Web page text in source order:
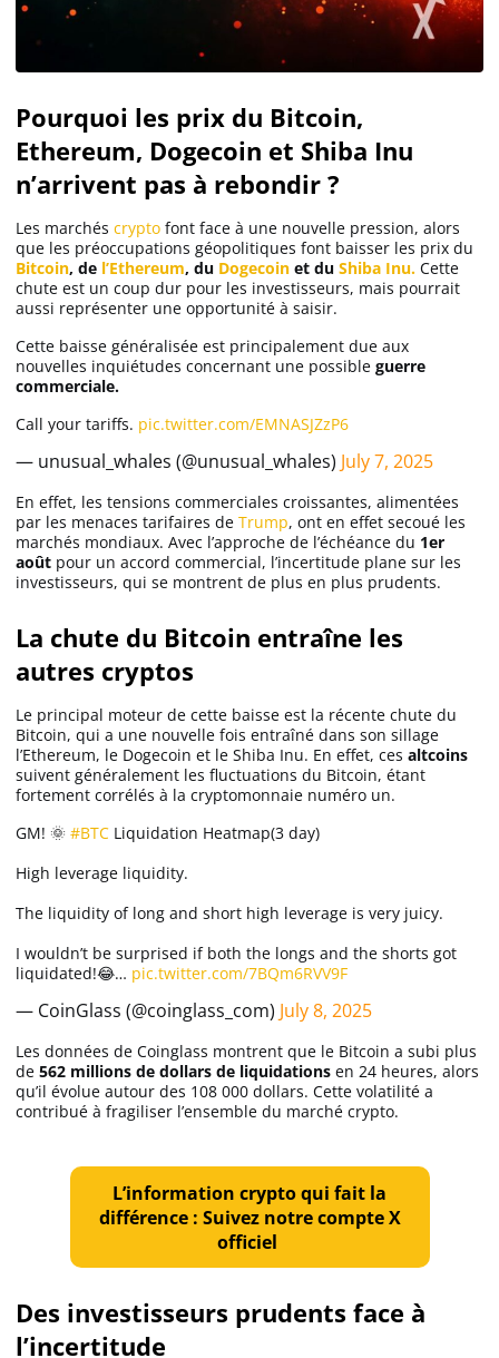
Pourquoi les prix du Bitcoin,
Ethereum, Dogecoin et Shiba Inu
n’arrivent pas à rebondir ?
Les marchés crypto font face à une nouvelle pression, alors
que les préoccupations géopolitiques font baisser les prix du
Bitcoin, de l’Ethereum, du Dogecoin et du Shiba Inu. Cette
chute est un coup dur pour les investisseurs, mais pourrait
aussi représenter une opportunité à saisir.
Cette baisse généralisée est principalement due aux
nouvelles inquiétudes concernant une possible guerre
commerciale.
Call your tariffs. pic.twitter.com/EMNASJZzP6
— unusual_whales (@unusual_whales) July 7, 2025
En effet, les tensions commerciales croissantes, alimentées
par les menaces tarifaires de Trump, ont en effet secoué les
marchés mondiaux. Avec l’approche de l’échéance du 1er
août pour un accord commercial, l’incertitude plane sur les
investisseurs, qui se montrent de plus en plus prudents.
La chute du Bitcoin entraîne les
autres cryptos
Le principal moteur de cette baisse est la récente chute du
Bitcoin, qui a une nouvelle fois entraîné dans son sillage
l’Ethereum, le Dogecoin et le Shiba Inu. En effet, ces altcoins
suivent généralement les fluctuations du Bitcoin, étant
fortement corrélés à la cryptomonnaie numéro un.
GM! 🌞 #BTC Liquidation Heatmap(3 day)
High leverage liquidity.
The liquidity of long and short high leverage is very juicy.
I wouldn’t be surprised if both the longs and the shorts got
liquidated!😂… pic.twitter.com/7BQm6RVV9F
— CoinGlass (@coinglass_com) July 8, 2025
Les données de Coinglass montrent que le Bitcoin a subi plus
de 562 millions de dollars de liquidations en 24 heures, alors
qu’il évolue autour des 108 000 dollars. Cette volatilité a
contribué à fragiliser l’ensemble du marché crypto.
L’information crypto qui fait la
différence : Suivez notre compte X
officiel
Des investisseurs prudents face à
l’incertitude